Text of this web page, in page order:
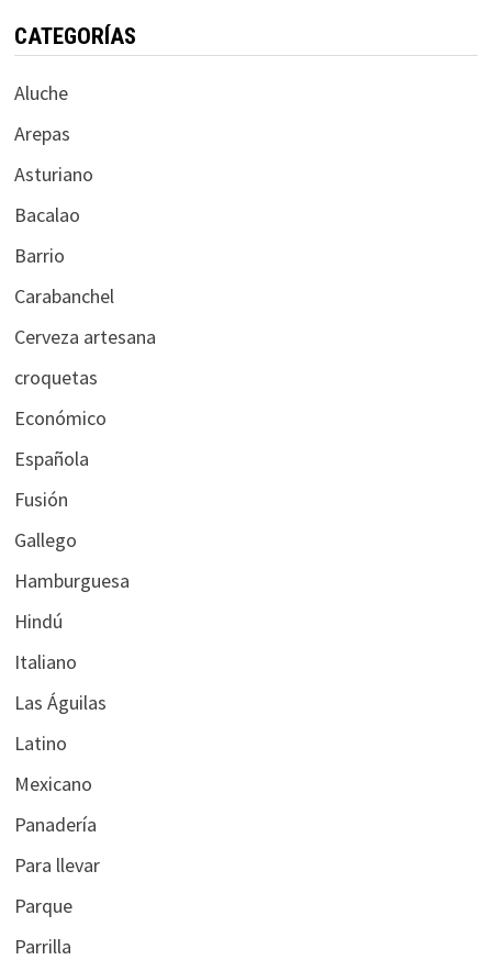
CATEGORÍAS
Aluche
Arepas
Asturiano
Bacalao
Barrio
Carabanchel
Cerveza artesana
croquetas
Económico
Española
Fusión
Gallego
Hamburguesa
Hindú
Italiano
Las Águilas
Latino
Mexicano
Panadería
Para llevar
Parque
Parrilla